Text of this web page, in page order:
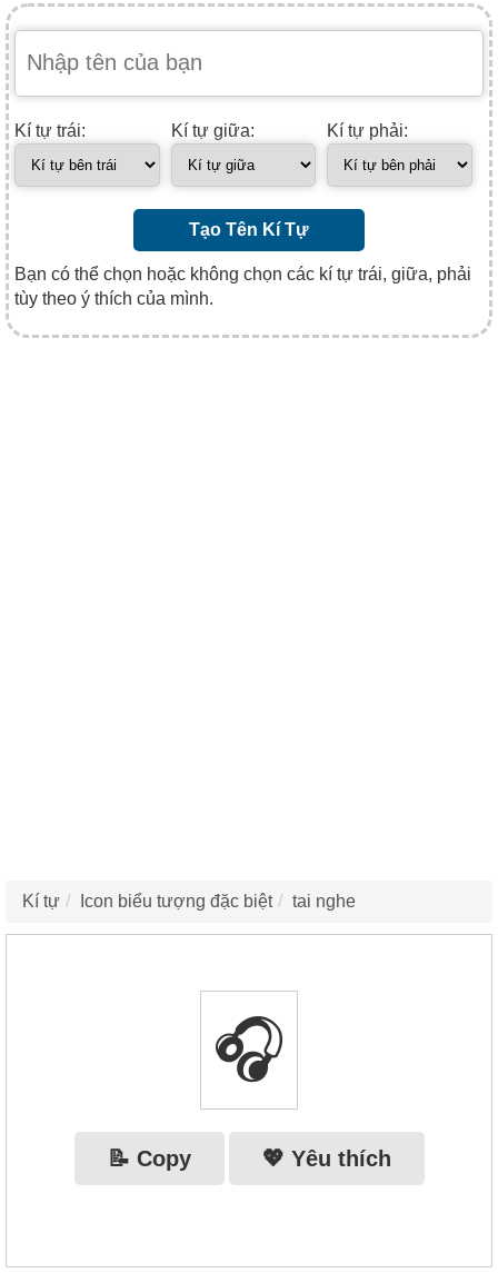
Kí tự trái: Kí tự giữa: Kí tự phải:
Tạo Tên Kí Tự
Bạn có thể chọn hoặc không chọn các kí tự trái, giữa, phải
tùy theo ý thích của mình.
Kí tự Icon biểu tượng đặc biệt tai nghe
🎧
📝 Copy 💖 Yêu thích